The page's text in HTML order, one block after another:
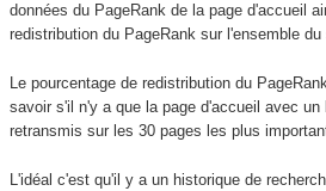
données du PageRank de la page d'accueil
redistribution du PageRank sur l'ensemble du
Le pourcentage de redistribution du
savoir s'il n'y a que la page d'accueil avec
retransmis sur les 30 pages les plus
L'idéal c'est qu'il y a un historique de